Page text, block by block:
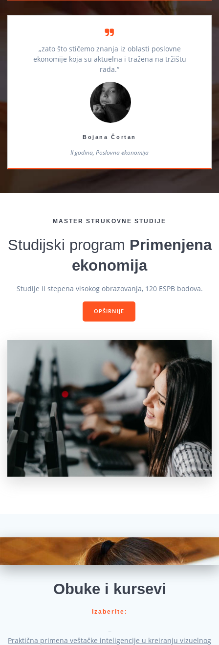
„zato što stičemo znanja iz oblasti poslovne
ekonomije koja su aktuelna i tražena na tržištu
rada.“
Bojana Čortan
II godina, Poslovna ekonomija
MASTER STRUKOVNE STUDIJE
Studijski program Primenjena
ekonomija
Studije II stepena visokog obrazovanja, 120 ESPB bodova.
OPŠIRNIJE
Obuke i kursevi
Izaberite:
–
Praktična primena veštačke inteligencije u kreiranju vizuelnog